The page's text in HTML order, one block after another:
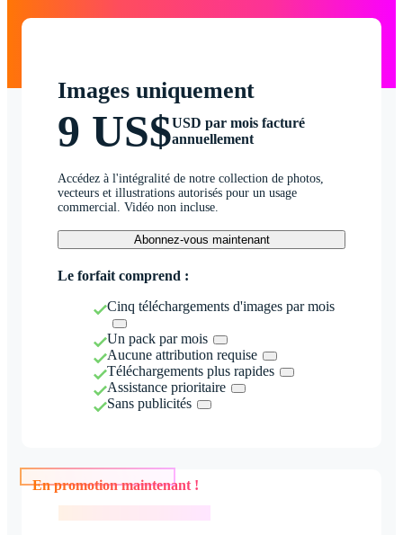
Images uniquement
9 US$USD par mois facturé
annuellement
Accédez à l'intégralité de notre collection de photos,
vecteurs et illustrations autorisés pour un usage
commercial. Vidéo non incluse.
Abonnez-vous maintenant
Le forfait comprend :
Cinq téléchargements d'images par mois
Un pack par mois
Aucune attribution requise
Téléchargements plus rapides
Assistance prioritaire
Sans publicités
En promotion maintenant !